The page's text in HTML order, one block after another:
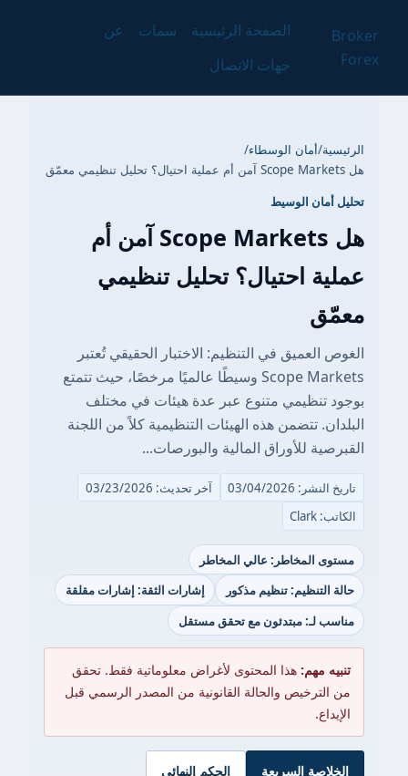
Broker
Forex
الصفحة الرئيسية سمات
عن
جهات الاتصال
الرئيسية/أمان الوسطاء/
هل Scope Markets آمن أم عملية احتيال؟ تحليل تنظيمي معمّق
تحليل أمان الوسيط
هل Scope Markets آمن أم
عملية احتيال؟ تحليل تنظيمي
معمّق
الغوص العميق في التنظيم: الاختبار الحقيقي تُعتبر
Scope Markets وسيطًا عالميًا مرخصًا، حيث تتمتع
بوجود تنظيمي متنوع عبر عدة هيئات في مختلف
البلدان. تتضمن هذه الهيئات التنظيمية كلاً من اللجنة
القبرصية للأوراق المالية والبورصات...
تاريخ النشر: 03/04/2026
آخر تحديث: 03/23/2026
الكاتب: Clark
مستوى المخاطر: عالي المخاطر
حالة التنظيم: تنظيم مذكور
إشارات الثقة: إشارات مقلقة
مناسب لـ: مبتدئون مع تحقق مستقل
تنبيه مهم: هذا المحتوى لأغراض معلوماتية فقط. تحقق
من الترخيص والحالة القانونية من المصدر الرسمي قبل
الإيداع.
الخلاصة السريعة الحكم النهائي